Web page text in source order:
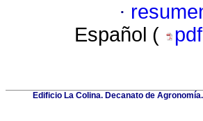
·
Español (
pdf
Edificio La Colina. Decanato de